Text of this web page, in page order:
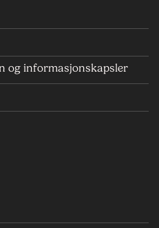
og informasjonskapsler